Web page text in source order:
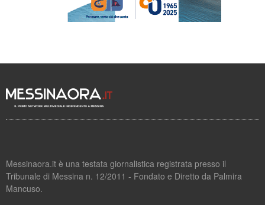
Messinaora.it è una testata giornalistica registrata presso il
Tribunale di Messina n. 12/2011 - Fondato e Diretto da Palmira
Mancuso.